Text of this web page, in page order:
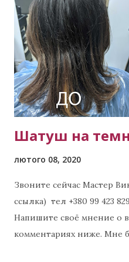
Шатуш на
лютого 08, 2020
Звоните сейчас Мастер
ссылка) тел +380 99 423
Напишите своё мнение о
комментариях ниже. Мне